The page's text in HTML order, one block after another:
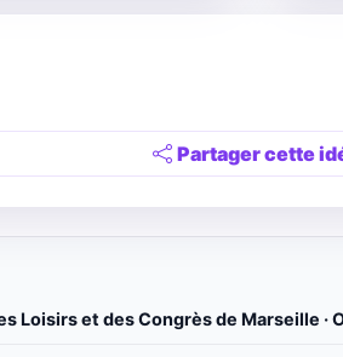
Partager cette
Loisirs et des Congrès de Marseille